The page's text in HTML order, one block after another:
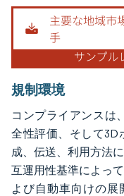
画像 © Mordor Intelligence
規制環境
コンプライアンスは
全性評価、そして3D
成、伝送、利用方法
互運用性基準によっ
よび自動車向けの展